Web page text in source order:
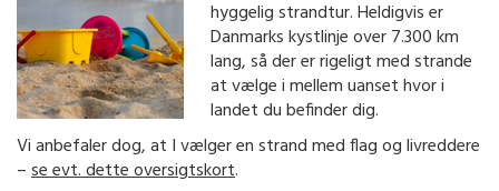
hyggelig strandtur. Heldigvis er
Danmarks kystlinje over 7.300 km
lang, så der er rigeligt med strande
at vælge i mellem uanset hvor i
landet du befinder dig.
Vi anbefaler dog, at I vælger en strand med flag og livreddere
–se evt. dette oversigtskort.